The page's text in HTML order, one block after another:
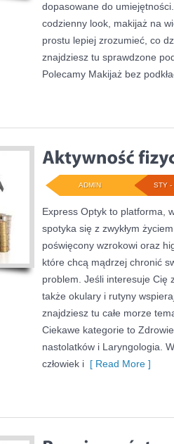
dopasowane do
codzienny look, makijaż na
prostu lepiej zrozumieć, co
znajdziesz tu sprawdzone
Polecamy Makijaż bez
STY -
ADMIN
Express Optyk to platforma,
spotyka się z zwykłym
poświęcony wzrokowi oraz
które chcą mądrzej chronić
problem. Jeśli interesuje Cię
także okulary i rutyny
znajdziesz tu całe morze
Ciekawe kategorie to
nastolatków i Laryngologia.
człowiek i [ Read More ]